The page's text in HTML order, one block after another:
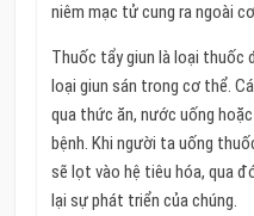
niêm mạc tử cung ra ngoài
Thuốc tẩy giun là loại thuốc
loại giun sán trong cơ thể.
qua thức ăn, nước uống
bệnh. Khi người ta uống
sẽ lọt vào hệ tiêu hóa, qua
lại sự phát triển của chúng.